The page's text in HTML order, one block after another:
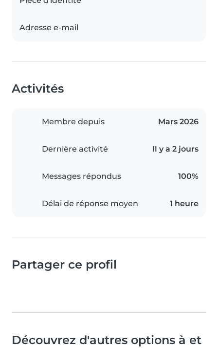
Adresse e-mail
Activités
Membre depuis Mars 2026
Dernière activité Il y a 2 jours
Messages répondus 100%
Délai de réponse moyen 1 heure
Partager ce profil
Découvrez d'autres options à et